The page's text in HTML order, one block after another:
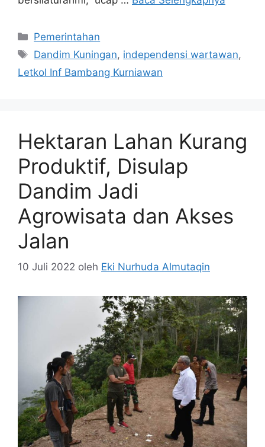
Kategori
Pemerintahan
Tag
Dandim Kuningan, independensi wartawan,
Letkol Inf Bambang Kurniawan
Hektaran Lahan Kurang
Produktif, Disulap
Dandim Jadi
Agrowisata dan Akses
Jalan
10 Juli 2022 oleh Eki Nurhuda Almutaqin